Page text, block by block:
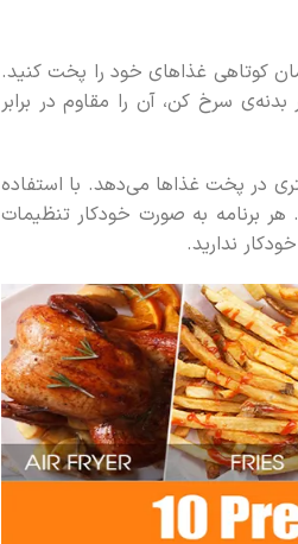
در زمان کوتاهی غذاهای خود را پخت کنید.
سرخ کن، آن را مقاوم در برابر
شما انعطاف بیشتری در پخت غذاها می‌دهد. با استفاده
برنامه به صورت خودکار تنظیمات
ندارید.